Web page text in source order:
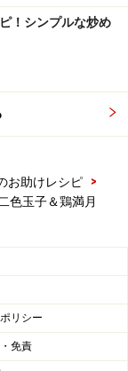
！シンプルな炒め
お助けレシピ
>
玉子＆鶏満月
リシー
免責